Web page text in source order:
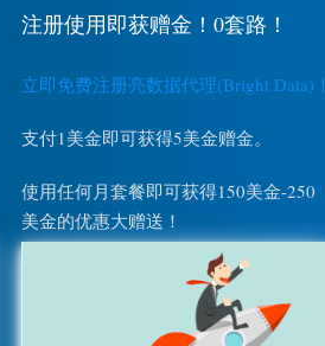
注册使用即获赠金！0套路！
立即免费注册亮数据代理(Bright Data)！
支付1美金即可获得5美金赠金。
使用任何月套餐即可获得150美金-250
美金的优惠大赠送！